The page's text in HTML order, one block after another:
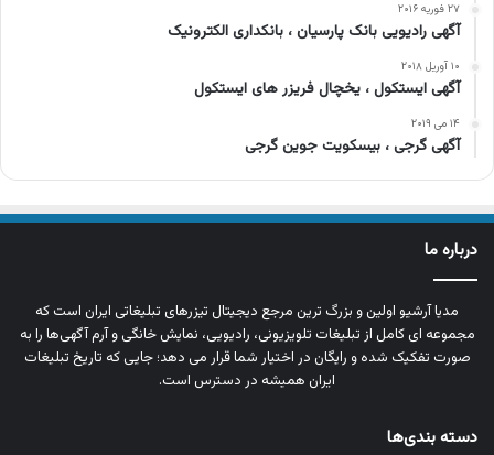
۲۷ فوریه ۲۰۱۶
آگهی رادیویی بانک پارسیان ، بانکداری الکترونیک
۱۰ آوریل ۲۰۱۸
آگهی ایستکول ، یخچال فریزر های ایستکول
۱۴ می ۲۰۱۹
آگهی گرجی ، بیسکویت جوین گرجی
درباره ما
مدیا آرشیو اولین و بزرگ‌ ترین مرجع دیجیتال تیزرهای تبلیغاتی ایران است که
مجموعه‌ ای کامل از تبلیغات تلویزیونی، رادیویی، نمایش خانگی و آرم‌ آگهی‌ها را به‌
صورت تفکیک‌ شده و رایگان در اختیار شما قرار می‌ دهد؛ جایی که تاریخ تبلیغات
ایران همیشه در دسترس است.
دسته بندی‌ها